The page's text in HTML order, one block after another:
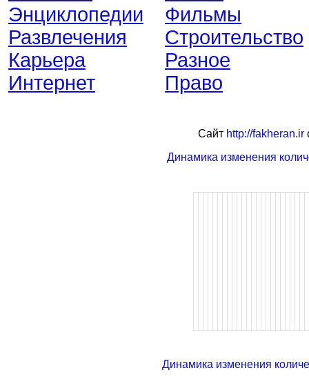
Энциклопедии
Развлечения
Карьера
Интернет
Фильмы
Строительство
Разное
Право
Сайт http://fakheran.ir
Динамика изменения
Динамика изменения